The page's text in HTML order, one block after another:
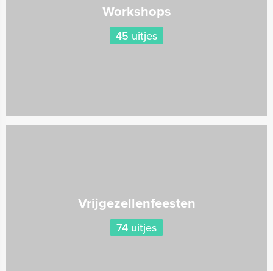
Workshops
45 uitjes
Vrijgezellenfeesten
74 uitjes